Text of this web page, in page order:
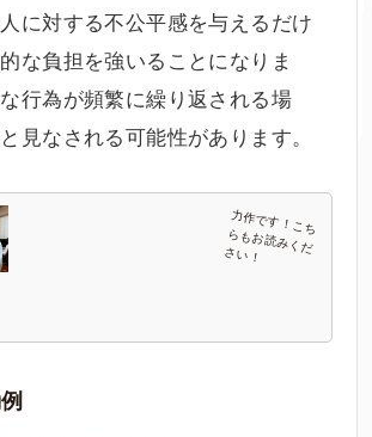
に対する不公平感を与えるだけ
な負担を強いることになりま
行為が頻繁に繰り返される場
見なされる可能性があります。